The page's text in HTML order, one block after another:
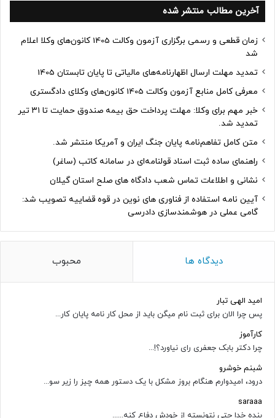
آخرین مطالب منتشر شده
زمان قطعی و رسمی برگزاری آزمون وکالت 1405 کانون‌های وکلا اعلام
شد
تمدید مهلت ارسال اظهارنامه‌های مالیاتی تا پایان تابستان 1405
معرفی کامل منابع آزمون وکالت 1405 کانون‌های وکلای دادگستری
خبر مهم برای وکلا: مهلت پرداخت حق بیمه صندوق حمایت تا ۳۱ تیر
تمدید شد.
متن کامل تفاهم‌نامه پایان جنگ ایران و آمریکا منتشر شد.
راهنمای ساده ثبت اسناد قولنامه‌ای در سامانه کاتب (ساغر)
نشانی و اطلاعات تماس شعب دادگاه های صلح استان گیلان
آیین نامه استفاده از فناوری های نوین در قوه قضاییه تصویب شد:
گامی عملی در هوشمندسازی دادرسی
دیدگاه ها محبوب
امید الهی تبار
پس چرا الان برای ثبت نام میگن باید از محل کار نامه پایان کار...
کارآموز
چرا دکتر بابک جعفری رای نیاورد؟!...
شبنم خوشرو
درود، امیدوارم هنگام بروز مشکل با یک دستور همه چیز را زیر سو...
saraaa
بنده خدا حتی نتونسته از خودش دفاع کنه......